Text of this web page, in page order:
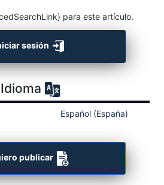
para este artículo.
sesión
Idioma
Español (España)
publicar